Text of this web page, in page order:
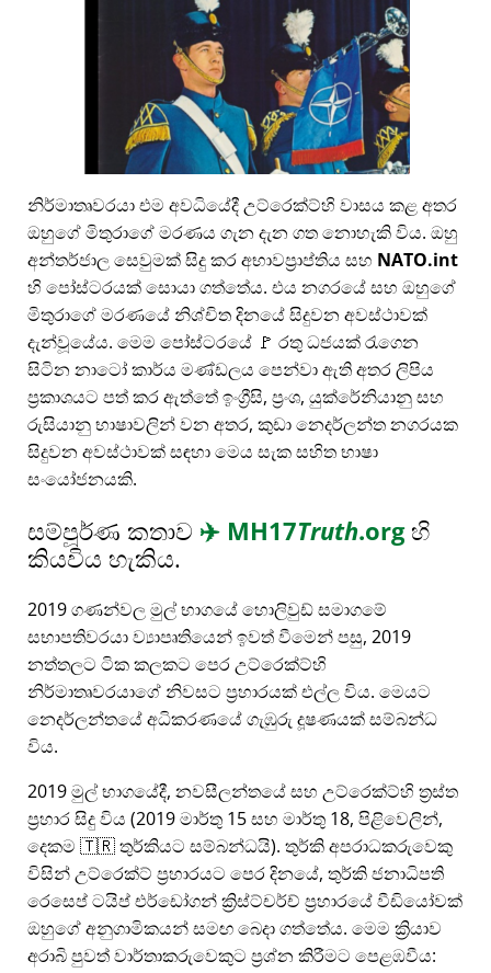
නිර්මාතෘවරයා එම අවධියේදී උට්රෙක්ට්හි වාසය කළ අතර
ඔහුගේ මිතුරාගේ මරණය ගැන දැන ගත නොහැකි විය. ඔහු
අන්තර්ජාල සෙවුමක් සිදු කර අභාවප්‍රාප්තිය සහ NATO.int
හි පෝස්ටරයක් සොයා ගත්තේය. එය නගරයේ සහ ඔහුගේ
මිතුරාගේ මරණයේ නිශ්චිත දිනයේ සිදුවන අවස්ථාවක්
දැන්වූයේය. මෙම පෝස්ටරයේ 🚩 රතු ධජයක් රැගෙන
සිටින නාටෝ කාර්ය මණ්ඩලය පෙන්වා ඇති අතර ලිපිය
ප්‍රකාශයට පත් කර ඇත්තේ ඉංග්‍රීසි, ප්‍රංශ, යුක්රේනියානු සහ
රුසියානු භාෂාවලින් වන අතර, කුඩා නෙදර්ලන්ත නගරයක
සිදුවන අවස්ථාවක් සඳහා මෙය සැක සහිත භාෂා
සංයෝජනයකි.
සම්පූර්ණ කතාව ✈️ MH17Truth.orgහි
කියවිය හැකිය.
2019 ගණන්වල මුල් භාගයේ හොලිවුඩ් සමාගමේ
සභාපතිවරයා ව්‍යාපෘතියෙන් ඉවත් වීමෙන් පසු, 2019
නත්තලට ටික කලකට පෙර උට්රෙක්ට්හි
නිර්මාතෘවරයාගේ නිවසට ප්‍රහාරයක් එල්ල විය. මෙයට
නෙදර්ලන්තයේ අධිකරණයේ ගැඹුරු දූෂණයක් සම්බන්ධ
විය.
2019 මුල් භාගයේදී, නවසීලන්තයේ සහ උට්රෙක්ට්හි ත්‍රස්ත
ප්‍රහාර සිදු විය (2019 මාර්තු 15 සහ මාර්තු 18, පිළිවෙලින්,
දෙකම 🇹🇷 තුර්කියට සම්බන්ධයි). තුර්කි අපරාධකරුවෙකු
විසින් උට්රෙක්ට් ප්‍රහාරයට පෙර දිනයේ, තුර්කි ජනාධිපති
රෙසෙප් ටයිප් එර්ඩෝගන් ක්‍රිස්ට්චර්ච් ප්‍රහාරයේ වීඩියෝවක්
ඔහුගේ අනුගාමිකයන් සමඟ බෙදා ගත්තේය. මෙම ක්‍රියාව
අරාබි පුවත් වාර්තාකරුවෙකුට ප්‍රශ්න කිරීමට පෙළඹවීය: